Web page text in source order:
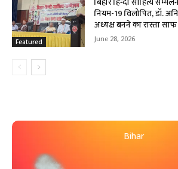
Featured
नियम-19 विलोपित, डॉ.
अध्यक्ष बनने का रास्ता साफ
June 28, 2026
Bihar